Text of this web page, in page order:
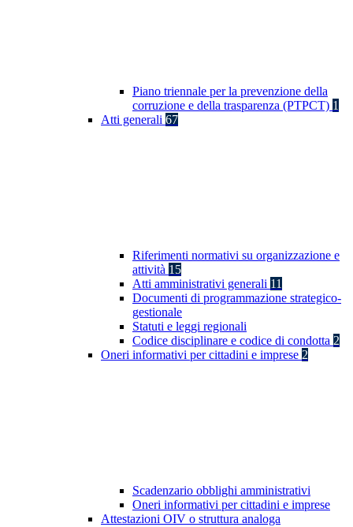
Piano triennale per la prevenzione della
corruzione e della trasparenza (PTPCT) 1
Atti generali 67
Riferimenti normativi su organizzazione e
attività 15
Atti amministrativi generali 11
Documenti di programmazione strategico-
gestionale
Statuti e leggi regionali
Codice disciplinare e codice di condotta 2
Oneri informativi per cittadini e imprese 2
Scadenzario obblighi amministrativi
Oneri informativi per cittadini e imprese
Attestazioni OIV o struttura analoga